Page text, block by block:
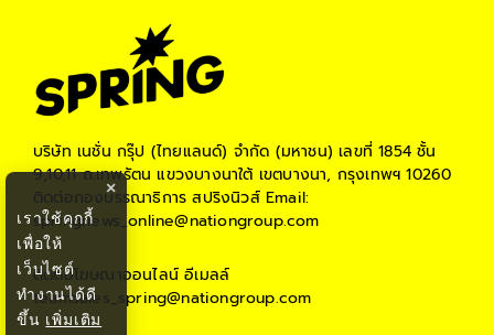
บริษัท เนชั่น กรุ๊ป (ไทยแลนด์) จำกัด (มหาชน) เลขที่ 1854 ชั้น
9,10,11 ถ.เทพรัตน แขวงบางนาใต้ เขตบางนา, กรุงเทพฯ 10260
ติดต่อกองบรรณาธิการ สปริงนิวส์Email:
springnews_online@nationgroup.com
ติดต่อโฆษณาออนไลน์ อีเมลล์
teamsales_spring@nationgroup.com
×
เราใช้คุกกี้
เพื่อให้
เว็บไซต์
ทำงานได้ดี
ขึ้น เพิ่มเติม